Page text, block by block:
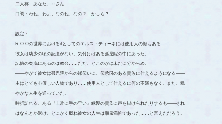
二人称：あなた、～さん
口調：わね、わよ、なのね、なの？ かしら？
設定：
R.O.Oの世界におけるifとしてのエルス・ティーネには使用人の顔もある――
彼女は幼少の頃の記憶がない。気付けばある孤児院の中にあった。
記憶の奥底にあるのは教会……ただ、どこのかは未だに分からぬ。
――やがて彼女は孤児院からの縁伝いに、伝承国のある貴族に仕えるようになる――
主はとても心優しい人物であり……使用人として仕えるに何の不満もなく、また、穏
やかな人生を送っていた。
時折訪れる、ある『非常に手の早い』緑髪の貴族に声を掛けられたりするも――それ
はなんとか退け。とにかく概ね彼女の人生は順風満帆であった……と言えただろう。